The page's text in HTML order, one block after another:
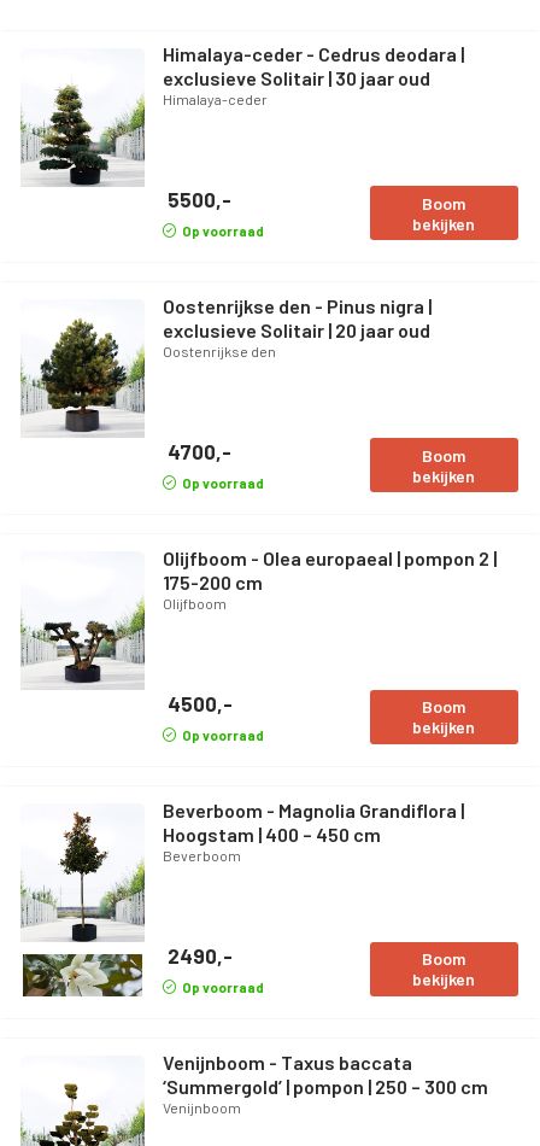
Himalaya-ceder - Cedrus deodara |
exclusieve Solitair | 30 jaar oud
Himalaya-ceder
5500,-
Op voorraad
Boom
bekijken
Oostenrijkse den - Pinus nigra |
exclusieve Solitair | 20 jaar oud
Oostenrijkse den
4700,-
Op voorraad
Boom
bekijken
Olijfboom - Olea europaeal | pompon 2 |
175-200 cm
Olijfboom
4500,-
Op voorraad
Boom
bekijken
Beverboom - Magnolia Grandiflora |
Hoogstam | 400 – 450 cm
Beverboom
2490,-
Op voorraad
Boom
bekijken
Venijnboom - Taxus baccata
‘Summergold’ | pompon | 250 – 300 cm
Venijnboom